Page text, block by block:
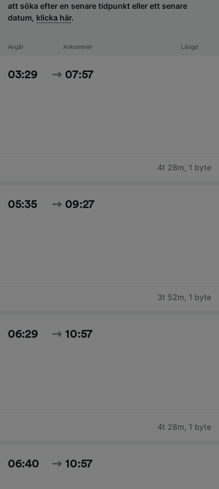
att söka efter en senare tidpunkt eller ett senare
datum, klicka här.
Avgår Ankommer Längd
03:29 07:57
4t 28m, 1 byte
05:35 09:27
3t 52m, 1 byte
06:29 10:57
4t 28m, 1 byte
06:40 10:57